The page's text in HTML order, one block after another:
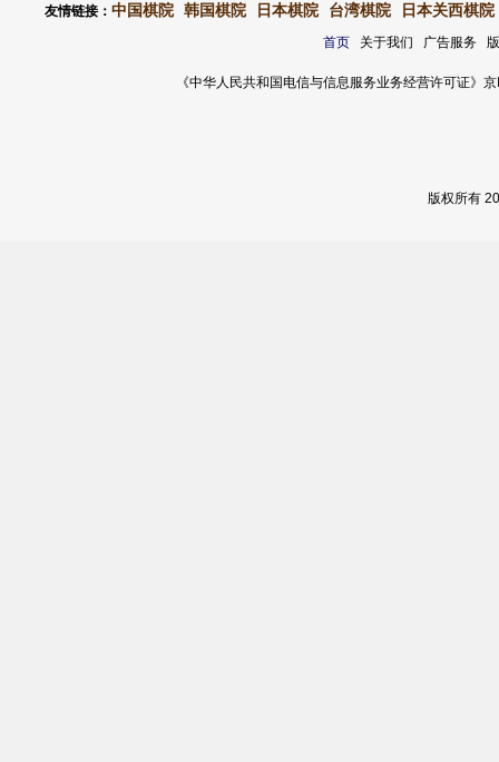
友情链接： 中国棋院 韩国棋院 日本棋院 台湾棋院 日本关西棋院
首页关于我们 广告服务
《中华人民共和国电信与信息服务业务经营许可证
版权所有